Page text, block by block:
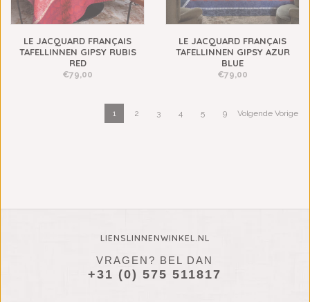
LE JACQUARD FRANÇAIS
TAFELLINNEN GIPSY RUBIS
RED
€79,00
LE JACQUARD FRANÇAIS
TAFELLINNEN GIPSY AZUR
BLUE
€79,00
1 2 3 4 5 9 Volgende Vorige
LIENSLINNENWINKEL.NL
VRAGEN? BEL DAN
+31 (0) 575 511817